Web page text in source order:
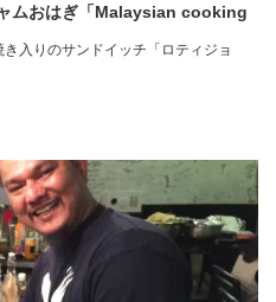
ムおはぎ「Malaysian cooking
入りのサンドイッチ「ロティジョ